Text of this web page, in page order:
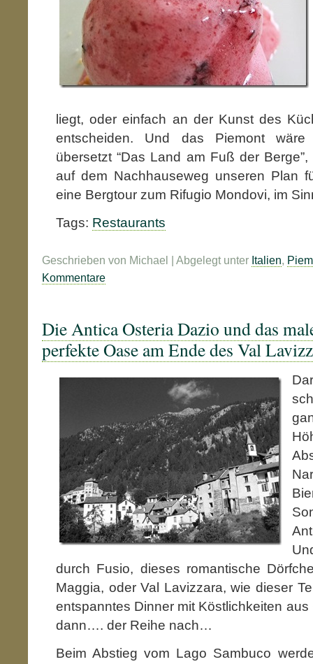
liegt, oder einfach an der Kunst des
entscheiden. Und das Piemont
übersetzt “Das Land am Fuß der
auf dem Nachhauseweg unseren Plan
eine Bergtour zum Rifugio Mondovi, im
Tags: Restaurants
Geschrieben von Michael | Abgelegt unter Italien,
Kommentare
Die Antica Osteria Dazio und das
perfekte Oase am Ende des Val
durch Fusio, dieses romantische
Maggia, oder Val Lavizzara, wie dieser
entspanntes Dinner mit Köstlichkeiten
dann…. der Reihe nach…
Beim Abstieg vom Lago Sambuco